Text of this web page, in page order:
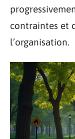
contraintes et
l’organisation.